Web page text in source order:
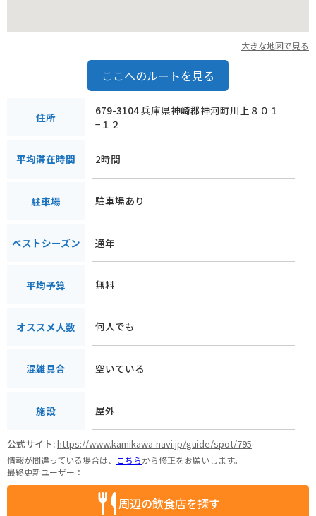
大きな地図で見る
ここへのルートを見る
住所
679-3104 兵庫県神崎郡神河町川上８０１
−１２
平均滞在時間 2時間
駐車場 駐車場あり
ベストシーズン 通年
平均予算 無料
オススメ人数 何人でも
混雑具合 空いている
施設 屋外
公式サイト:https://www.kamikawa-navi.jp/guide/spot/795
情報が間違っている場合は、 こちらから修正をお願いします。
最終更新ユーザー：
周辺の飲食店を探す